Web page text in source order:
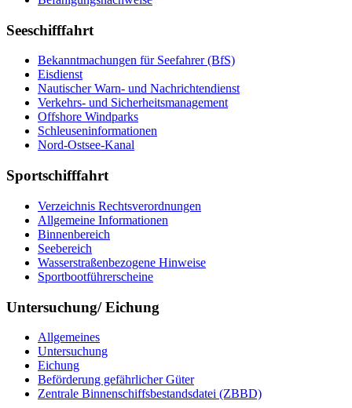
Seeschifffahrt
Bekanntmachungen für Seefahrer (BfS)
Eisdienst
Nautischer Warn- und Nachrichtendienst
Verkehrs- und Sicherheitsmanagement
Offshore Windparks
Schleuseninformationen
Nord-Ostsee-Kanal
Sportschifffahrt
Verzeichnis Rechtsverordnungen
Allgemeine Informationen
Binnenbereich
Seebereich
Wasserstraßenbezogene Hinweise
Sportbootführerscheine
Untersuchung/ Eichung
Allgemeines
Untersuchung
Eichung
Beförderung gefährlicher Güter
Zentrale Binnenschiffsbestandsdatei (ZBBD)